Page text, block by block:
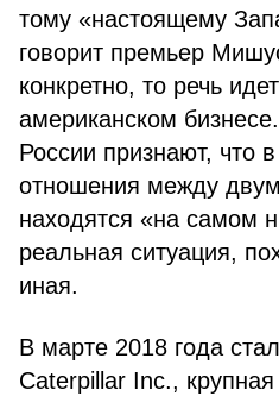
тому «настоящему
говорит премьер
конкретно, то речь
американском
России признают, что
отношения между
находятся «на самом
реальная ситуация,
иная.
В марте 2018 года
Caterpillar Inc.,